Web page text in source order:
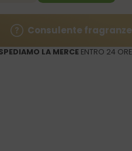
Consulente fragranze
LA MERCE ENTRO 24 ORE